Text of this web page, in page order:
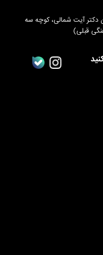
دکتر آیت شمالی، کوچه سه